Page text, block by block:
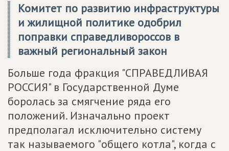
Комитет по развитию инфраструктуры
и жилищной политике одобрил
поправки справедливороссов в
важный региональный закон
Больше года фракция "СПРАВЕДЛИВАЯ
РОССИЯ" в Государственной Думе
боролась за смягчение ряда его
положений. Изначально проект
предполагал исключительно систему
так называемого "общего котла", когда с